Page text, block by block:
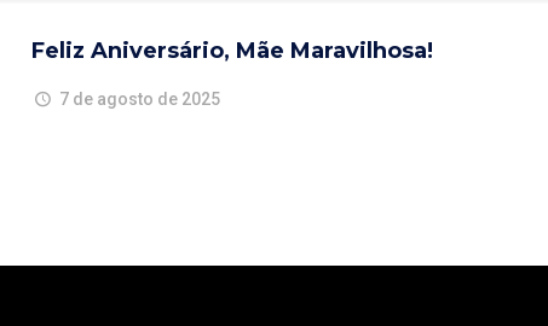
Feliz Aniversário, Mãe Maravilhosa!
7 de agosto de 2025